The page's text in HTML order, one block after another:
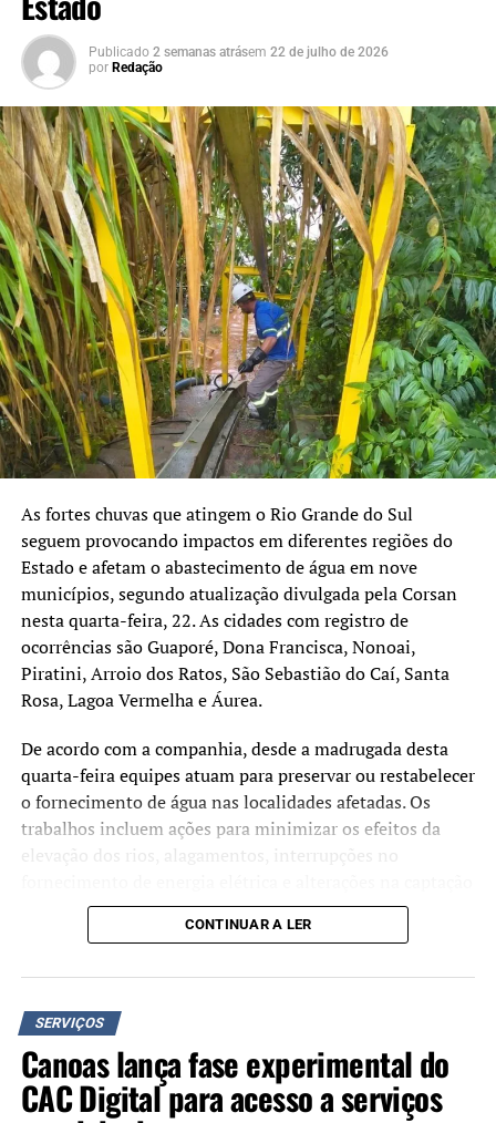
Publicado 2 semanas atrásem 22 de julho de 2026
por Redação
As fortes chuvas que atingem o Rio Grande do Sul
seguem provocando impactos em diferentes regiões do
Estado e afetam o abastecimento de água em nove
municípios, segundo atualização divulgada pela Corsan
nesta quarta-feira, 22. As cidades com registro de
ocorrências são Guaporé, Dona Francisca, Nonoai,
Piratini, Arroio dos Ratos, São Sebastião do Caí, Santa
Rosa, Lagoa Vermelha e Áurea.
De acordo com a companhia, desde a madrugada desta
quarta-feira equipes atuam para preservar ou restabelecer
o fornecimento de água nas localidades afetadas. Os
trabalhos incluem ações para minimizar os efeitos da
elevação dos rios, alagamentos, interrupções no
de água bruta.
pelas chuvas devido à elevação dos principais rios, a
Corsan informou que as medidas preventivas adotadas
evitaram, até o momento, casos de desabastecimento.
Entre as ações realizadas estão o monitoramento
contínuo dos rios, o posicionamento antecipado de
geradores de energia, bombas e caminhões-pipa, além da
CONTINUAR A LER
SERVIÇOS
Canoas lança fase experimental do
CAC Digital para acesso a serviços